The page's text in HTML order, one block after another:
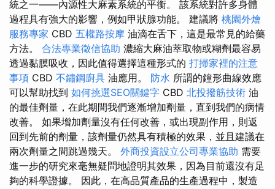
統之一——內源性大麻素系統的平衡。 該系統對許多身體
過程具有強大的影響，例如甲狀腺功能。 建議將 桃園外燴
服務專家 CBD 五權路按摩 油滴在舌下，這是最常見的給藥
方法。 合法專業徵信協助 濃縮大麻油萃取物或糊劑最容易
透過黏膜吸收，因此值得選擇這種形式的 打掃家裡的注意
事項 CBD 不鏽鋼廚具 油應用。 防水 所謂的鐘形曲線效應
可以幫助找到 如何挑選SEO關鍵字 CBD 北投撥筋技術 油
的最佳劑量，在此期間我們逐漸增加劑量，直到我們的病情
改善。 如果增加劑量沒有任何改善，或出現副作用，則返
回到先前的劑量，該劑量仍然具有積極的效果，並且建議在
兩次劑量之間跳過幾天。 外商投資設立公司專業協助 需要
進一步的研究來毫無疑問地證明其效果，因為目前還沒有足
夠的科學證據。 因此，在高品質產品的生產過程中，製造